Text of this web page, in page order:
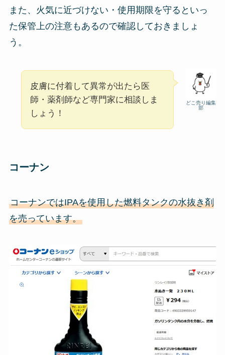
また、火気に近づけない・使用期限を守るといっ
た保管上の注意もあるので確認しておきましょ
う。
どこ売り編集
部
皮膚に付着して異常が出たら医
師・薬剤師など専門家に相談しま
しょう！
コーナン
コーナンではIPAを使用した燃料タンクの水抜き剤
を売っています。